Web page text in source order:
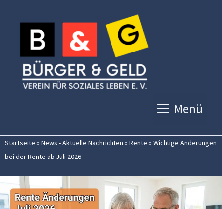
Inhalt
springen
Menü
Startseite » News - Aktuelle Nachrichten » Rente » Wichtige Änderungen
bei der Rente ab Juli 2026